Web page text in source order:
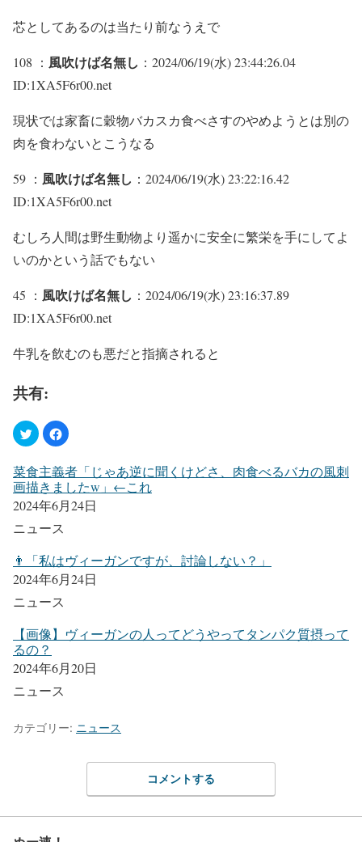
芯としてあるのは当たり前なうえで
108 ： 風吹けば名無し ：2024/06/19(水) 23:44:26.04
ID:1XA5F6r00.net
現状では家畜に穀物バカスカ食べさすのやめようとは別の
肉を食わないとこうなる
59 ： 風吹けば名無し ：2024/06/19(水) 23:22:16.42
ID:1XA5F6r00.net
むしろ人間は野生動物より遥かに安全に繁栄を手にしてよ
いのかという話でもない
45 ： 風吹けば名無し ：2024/06/19(水) 23:16:37.89
ID:1XA5F6r00.net
牛乳を飲むのも悪だと指摘されると
共有:
菜食主義者「じゃあ逆に聞くけどさ、肉食べるバカの風刺
画描きましたw」←これ
2024年6月24日
ニュース
👨「私はヴィーガンですが、討論しない？」
2024年6月24日
ニュース
【画像】ヴィーガンの人ってどうやってタンパク質摂って
るの？
2024年6月20日
ニュース
カテゴリー: ニュース
コメントする